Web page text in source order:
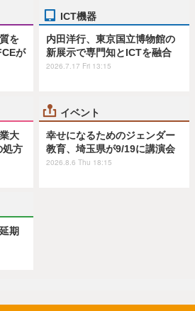
を
が
ICT機器
内田洋行、東京国立博物館の
新展示で専門知とICTを融合
2026.7.17 Fri 13:15
大
処方
イベント
幸せになるためのジェンダー
教育、埼玉県が9/19に講演会
2026.8.6 Thu 18:15
期